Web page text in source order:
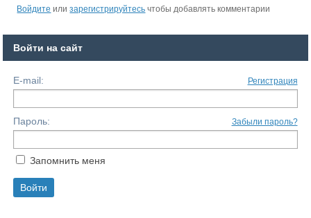
Войдите илизарегистрируйтесь чтобы добавлять комментарии
Войти на сайт
E-mail: Регистрация
Пароль: Забыли пароль?
Запомнить меня